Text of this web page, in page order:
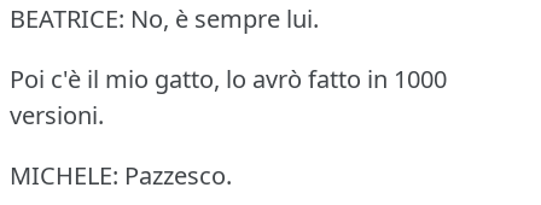
BEATRICE: No, è sempre lui.
Poi c'è il mio gatto, lo avrò fatto in 1000
versioni.
MICHELE: Pazzesco.